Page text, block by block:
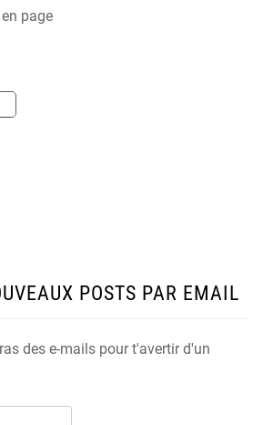
page
POSTS PAR EMAIL
des e-mails pour t'avertir d'un